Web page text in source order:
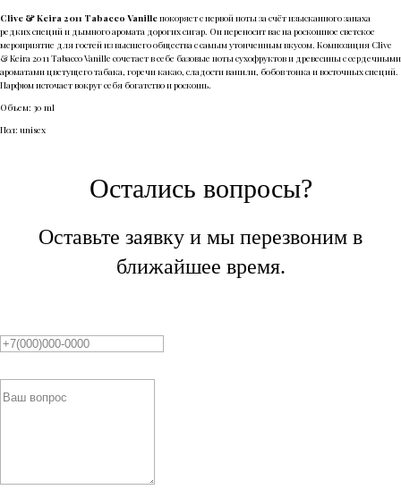
Clive & Keira 2011 Tabacco Vanilleпокоряет с первой ноты за счёт изысканного запаха
редких специй и дымного аромата дорогих сигар. Он переносит вас на роскошное светское
мероприятие для гостей из высшего общества с самым утонченным вкусом. Композиция Clive
& Keira 2011 Tabacco Vanille сочетает в себе базовые ноты сухофруктов и древесины с сердечными
ароматами цветущего табака, горечи какао, сладости ванили, бобов тонка и восточных специй.
Парфюм источает вокруг себя богатство и роскошь.
Объем: 30 ml
Пол: unisex
Остались вопросы?
Оставьте заявку и мы перезвоним в
ближайшее время.